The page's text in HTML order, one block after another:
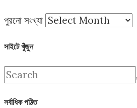
পুরনো সংখ্যা
সাইটে খুঁজুন
সর্বাধিক পঠিত